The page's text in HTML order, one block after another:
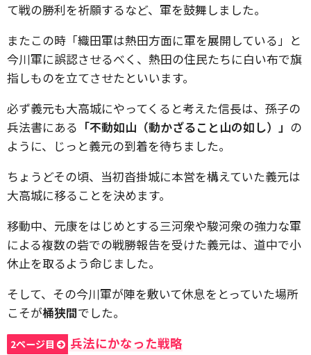
て戦の勝利を祈願するなど、軍を鼓舞しました。
またこの時「織田軍は熱田方面に軍を展開している」と
今川軍に誤認させるべく、熱田の住民たちに白い布で旗
指しものを立てさせたといいます。
必ず義元も大高城にやってくると考えた信長は、孫子の
兵法書にある 「不動如山（動かざること山の如し）」 の
ように、じっと義元の到着を待ちました。
ちょうどその頃、当初沓掛城に本営を構えていた義元は
大高城に移ることを決めます。
移動中、元康をはじめとする三河衆や駿河衆の強力な軍
による複数の砦での戦勝報告を受けた義元は、道中で小
休止を取るよう命じました。
そして、その今川軍が陣を敷いて休息をとっていた場所
こそが桶狭間でした。
2ページ目 兵法にかなった戦略